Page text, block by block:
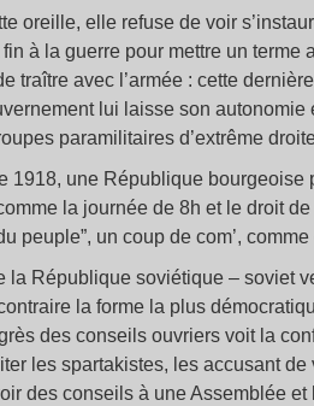
oreille, elle refuse de voir
à la guerre pour mettre un terme
traître avec l’armée : cette
lui laisse son autonomie
paramilitaires d’extrême
1918, une République bourgeoise
la journée de 8h et le droit
peuple”, un coup de com’,
République soviétique – soviet
la forme la plus
des conseils ouvriers voit la
les spartakistes, les accusant
des conseils à une Assemblée